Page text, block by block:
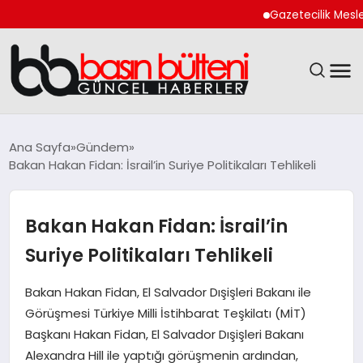
Gazetecilik Meslek
EKONOMI
MAGAZIN
SAĞLIK
SPOR
Ana Sayfa Gündem
Bakan Hakan Fidan: İsrail’in Suriye Politikaları Tehlikeli
Bakan Hakan Fidan: İsrail’in
Suriye Politikaları Tehlikeli
Bakan Hakan Fidan, El Salvador Dışişleri Bakanı ile
Görüşmesi Türkiye Milli İstihbarat Teşkilatı (MİT)
Başkanı Hakan Fidan, El Salvador Dışişleri Bakanı
Alexandra Hill ile yaptığı görüşmenin ardından,